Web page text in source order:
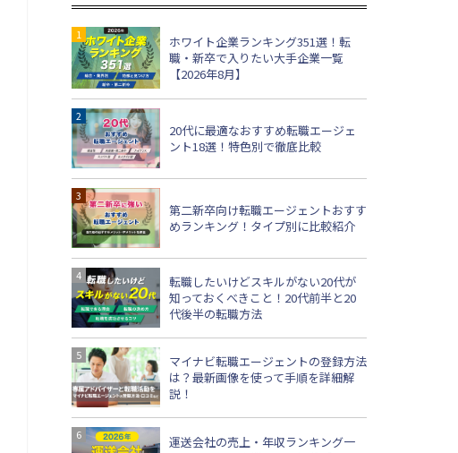
ホワイト企業ランキング351選！転
職・新卒で入りたい大手企業一覧
【2026年8月】
20代に最適なおすすめ転職エージェ
ント18選！特色別で徹底比較
第二新卒向け転職エージェントおすす
めランキング！タイプ別に比較紹介
転職したいけどスキルがない20代が
知っておくべきこと！20代前半と20
代後半の転職方法
マイナビ転職エージェントの登録方法
は？最新画像を使って手順を詳細解
説！
運送会社の売上・年収ランキング一